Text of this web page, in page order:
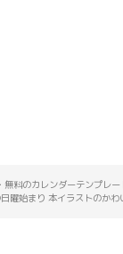
無料のカレンダーテンプレー
曜始まり 本イラストのか